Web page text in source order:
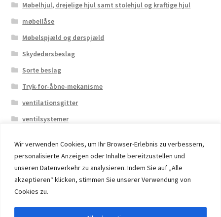
Wir verwenden Cookies, um Ihr Browser-Erlebnis zu verbessern,
personalisierte Anzeigen oder Inhalte bereitzustellen und
unseren Datenverkehr zu analysieren. Indem Sie auf „Alle
akzeptieren“ klicken, stimmen Sie unserer Verwendung von
Cookies zu.
Møbelhjul, drejelige hjul samt stolehjul og kraftige hjul
møbellåse
Møbelspjæld og dørspjæld
Skydedørsbeslag
Sorte beslag
Tryk-for-åbne-mekanisme
ventilationsgitter
ventilsystemer
© 2026 Eruon Trade UG, Germany, member of the ERUON